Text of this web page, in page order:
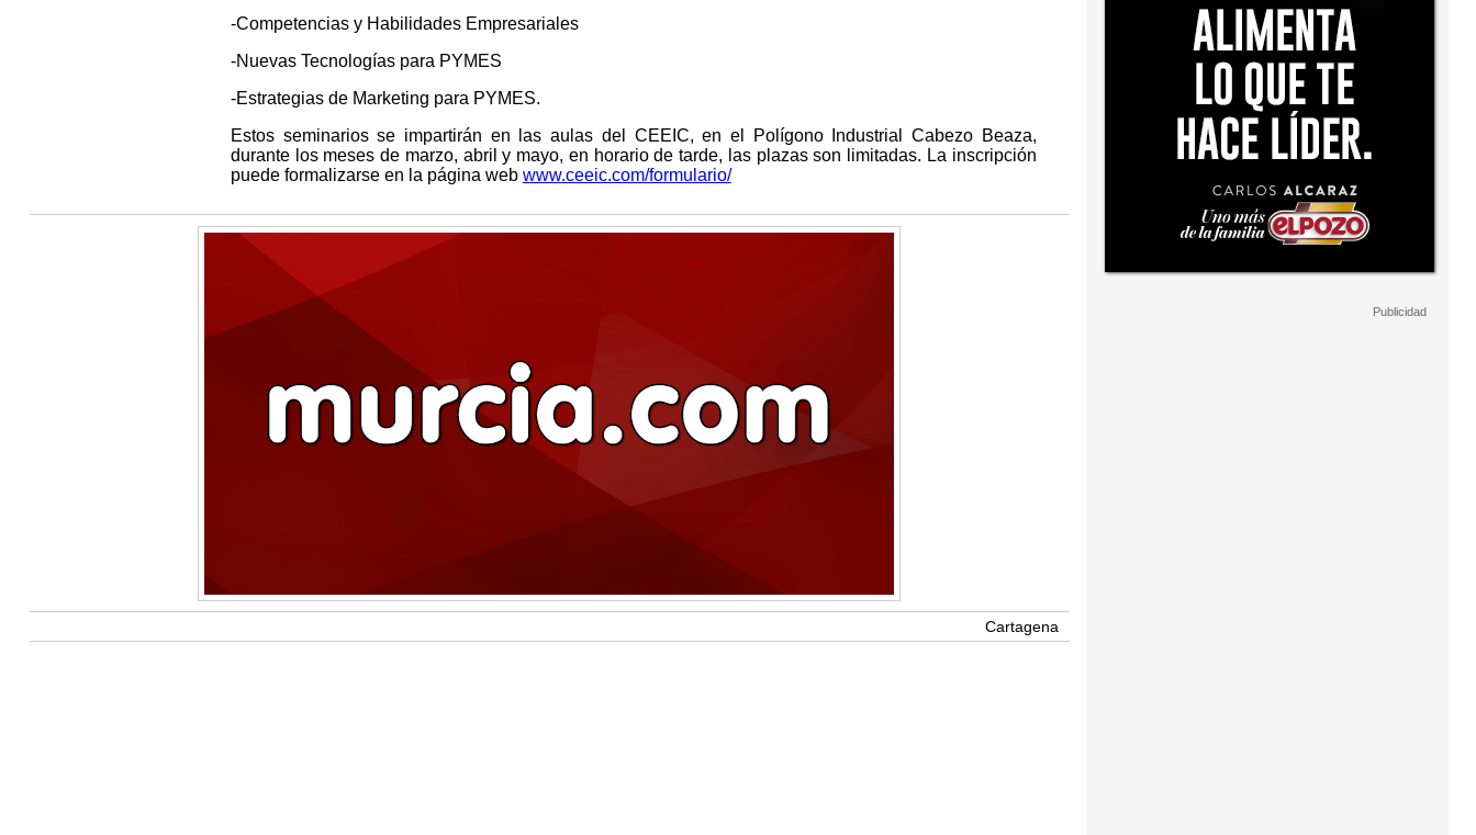
-Competencias y Habilidades Empresariales
-Nuevas Tecnologías para PYMES
-Estrategias de Marketing para PYMES.
Estos seminarios se impartirán en las aulas del CEEIC, en el Polígono Industrial Cabezo Beaza,
durante los meses de marzo, abril y mayo, en horario de tarde, las plazas son limitadas. La inscripción
puede formalizarse en la página web www.ceeic.com/formulario/
Cartagena